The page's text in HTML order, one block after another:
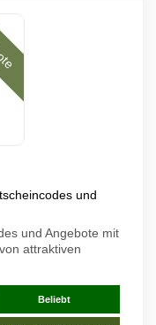
und
und Angebote mit
attraktiven
Beliebt